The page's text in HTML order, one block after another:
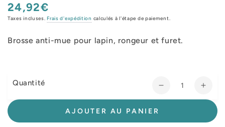
Prix
normal
24,92€
Taxes incluses. Frais d'expédition calculés à l'étape de paiement.
Brosse anti-mue pour lapin, rongeur et furet.
Quantité
Réduire
la
de
la
de
AJOUTER AU PANIER